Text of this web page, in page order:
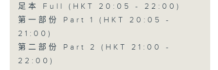
Discussions. The revised
compositions are presented at the
World Premiere Concert, preceded
by the Preview Concert. This is
presented on 10/6/2026 at the
足本 Full (HKT 20:05 - 22:00)
第一部份 Part 1 (HKT 20:05 -
21:00)
第二部份 Part 2 (HKT 21:00 -
22:00)